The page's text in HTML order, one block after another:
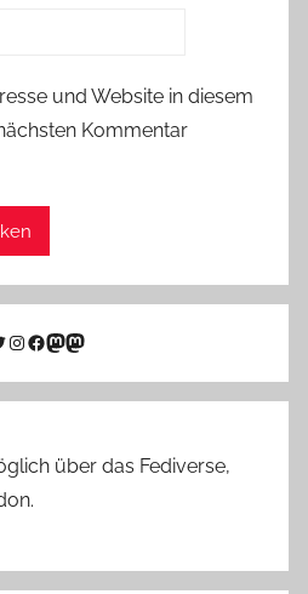
und Website in diesem
Kommentar
Instagram
Facebook
Link zu Mastodon
Mastodon
über das Fediverse,